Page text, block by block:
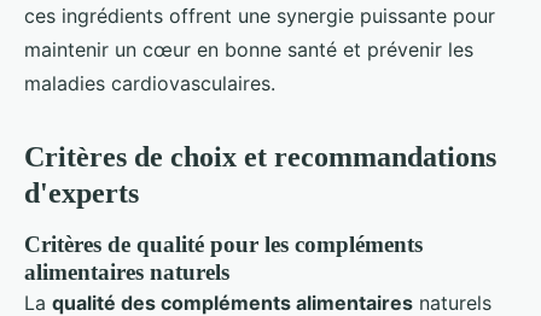
ces ingrédients offrent une synergie puissante pour
maintenir un cœur en bonne santé et prévenir les
maladies cardiovasculaires.
Critères de choix et recommandations
d'experts
Critères de qualité pour les compléments
alimentaires naturels
La qualité des compléments alimentaires naturels